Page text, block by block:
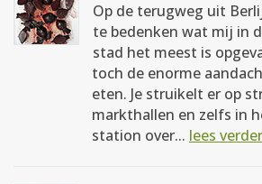
Op de terugweg uit
te bedenken wat mij in
stad het meest is
toch de enorme
eten. Je struikelt er op
markthallen en zelfs in
station over... lees verder